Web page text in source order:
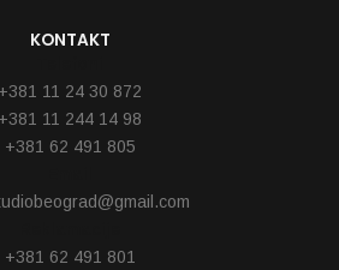
KONTAKT
+381 11 24 30 872
+381 11 244 14 98
+381 62 491 805
+381 62 491 801